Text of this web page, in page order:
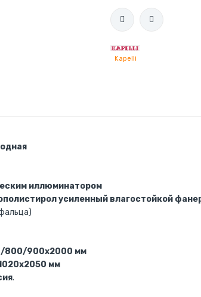
Kapelli
иллюминатором
усиленный влагостойкой
800/900х2000 мм
мм
.